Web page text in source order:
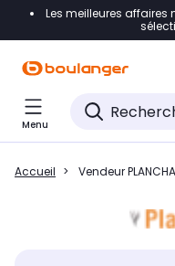
Accéder directement
Accéder directement
Accéder directement
Les meilleures affaires
Menu
Accueil Vendeur